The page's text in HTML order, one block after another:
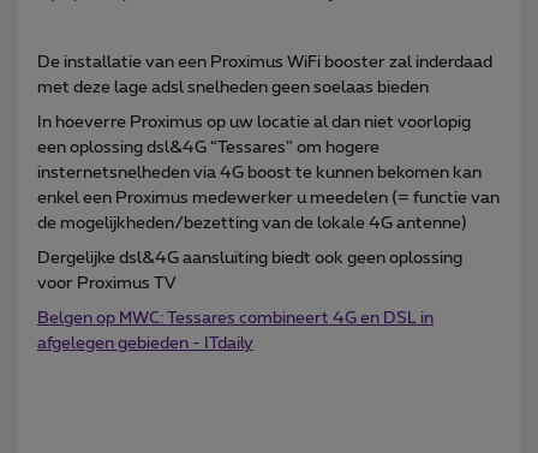
De installatie van een Proximus WiFi booster zal inderdaad
met deze lage adsl snelheden geen soelaas bieden
In hoeverre Proximus op uw locatie al dan niet voorlopig
een oplossing dsl&4G “Tessares” om hogere
insternetsnelheden via 4G boost te kunnen bekomen kan
enkel een Proximus medewerker u meedelen (= functie van
de mogelijkheden/bezetting van de lokale 4G antenne)
Dergelijke dsl&4G aansluiting biedt ook geen oplossing
voor Proximus TV
Belgen op MWC: Tessares combineert 4G en DSL in
afgelegen gebieden - ITdaily